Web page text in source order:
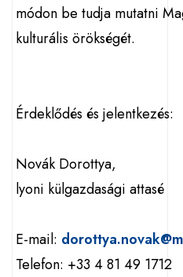
módon be tudja mutatni
kulturális örökségét.
Érdeklődés és jelentkezés:
Novák Dorottya,
lyoni külgazdasági attasé
E-mail:
Telefon: +33 4 81 49 1712